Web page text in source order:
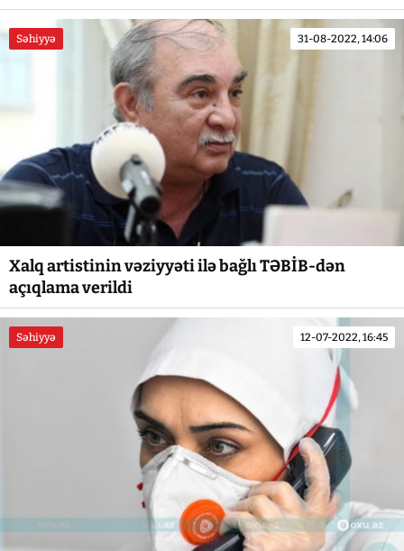
Səhiyyə 31-08-2022, 14:06
Xalq artistinin vəziyyəti ilə bağlı TƏBİB-dən
açıqlama verildi
Səhiyyə 12-07-2022, 16:45